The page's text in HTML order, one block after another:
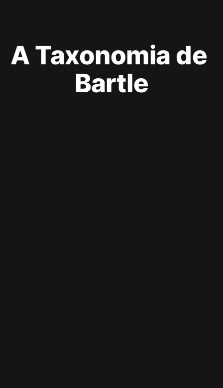
A Taxonomia de
Bartle